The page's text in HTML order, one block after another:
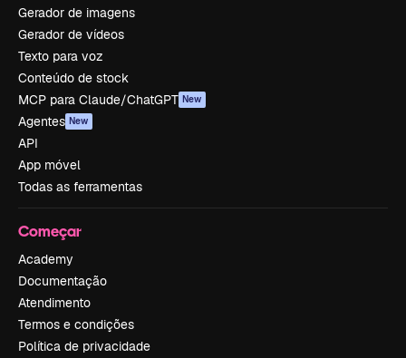
Gerador de imagens
Gerador de vídeos
Texto para voz
Conteúdo de stock
MCP para Claude/ChatGPT New
Agentes New
API
App móvel
Todas as ferramentas
Começar
Academy
Documentação
Atendimento
Termos e condições
Política de privacidade